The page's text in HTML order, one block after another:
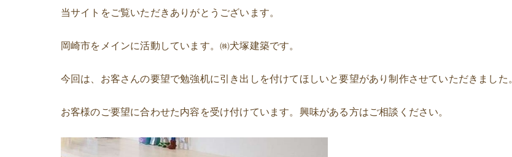
当サイトをご覧いただきありがとうございます。
岡崎市をメインに活動しています。㈱犬塚建築です。
今回は、お客さんの要望で勉強机に引き出しを付けてほしいと要望があり制作させていただきました。
お客様のご要望に合わせた内容を受け付けています。興味がある方はご相談ください。